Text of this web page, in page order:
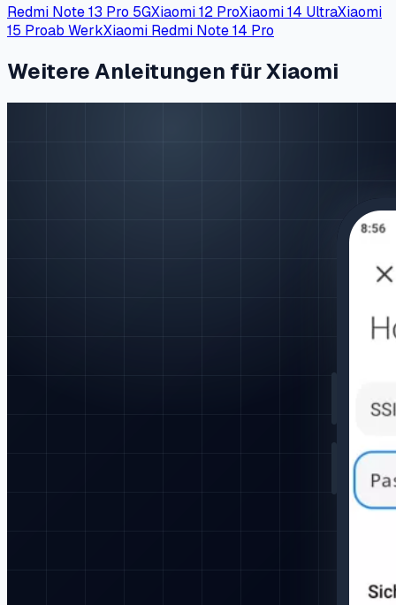
Redmi Note 13 Pro 5GXiaomi 12 ProXiaomi 14 UltraXiaomi
15 Proab WerkXiaomi Redmi Note 14 Pro
Weitere Anleitungen für Xiaomi